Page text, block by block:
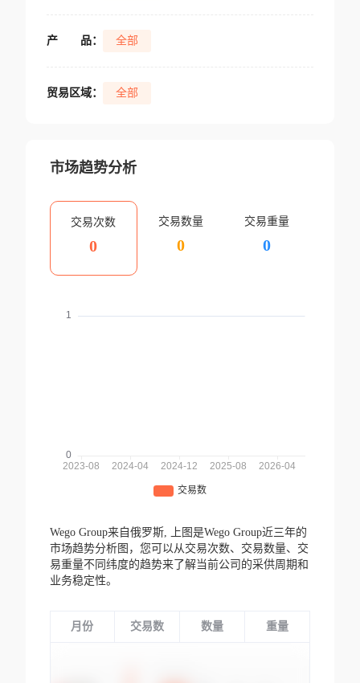
产 品： 全部
贸易区域： 全部
市场趋势分析
交易次数
0
交易数量
0
交易重量
0
Wego Group来自俄罗斯,
上图是Wego Group近三年的
市场趋势分析图，您可以从交易次数、交易数量、交
易重量不同纬度的趋势来了解当前公司的采供周期和
业务稳定性。
月份 交易数 数量 重量